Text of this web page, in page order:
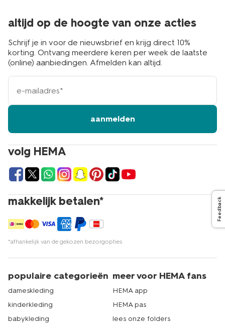
volg HEMA
makkelijk betalen*
*afhankelijk van de gekozen bezorgopties
altijd op de hoogte van onze acties
Schrijf je in voor de nieuwsbrief en krijg direct 10%
korting. Ontvang meerdere keren per week de laatste
(online) aanbiedingen. Afmelden kan altijd.
e-
mailadres
aanmelden
populaire categorieën
dameskleding
kinderkleding
babykleding
meer voor HEMA fans
HEMA app
HEMA pas
lees onze folders
Feedback